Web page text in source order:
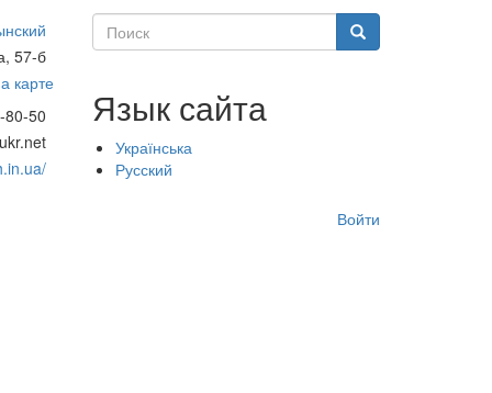
57-б
карте
80-50
Поиск Поиск
Язык сайта
Українська
Русский
Войти